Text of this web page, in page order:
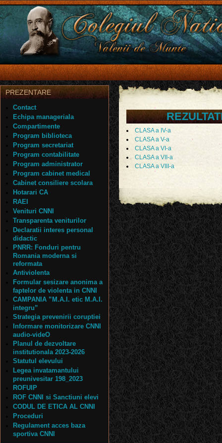
CLASA a IV-a
CLASA a V-a
CLASA a VI-a
CLASA a VII-a
CLASA a VIII-a
PREZENTARE
Contact
Echipa manageriala
Compartimente
Program biblioteca
Program secretariat
Program contabilitate
Program administrator
Program cabinet medical
Cabinet consiliere scolara
Hotarari CA
RAEI
Venituri CNNI
Transparenta veniturilor
Declaratii interes personal
didactic
PNRR: Fonduri pentru
Romania moderna si
reformata
Antiviolenta
Formular sesizare anonima a
faptelor de violenta in CNNI
CAMPANIA ”M.A.I. etic M.A.I.
integru”
Strategia prevenirii coruptiei
Informare monitorizare CNNI
audio-videO
Planul de dezvoltare
institutionala 2023-2026
Statutul elevului
Legea invatamantului
preunivesitar 198_2023
ROFUIP
ROF CNNI si Sanctiuni elevi
CODUL DE ETICA AL CNNI
Proceduri
Regulament acces baza
sportiva CNNI